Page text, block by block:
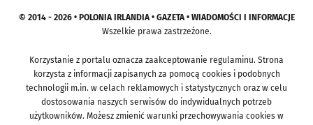
© 2014 - 2026 • POLONIA IRLANDIA • GAZETA • WIADOMOŚCI I INFORMACJE
Wszelkie prawa zastrzeżone.
Korzystanie z portalu oznacza zaakceptowanie regulaminu. Strona
korzysta z informacji zapisanych za pomocą cookies i podobnych
technologii m.in. w celach reklamowych i statystycznych oraz w celu
dostosowania naszych serwisów do indywidualnych potrzeb
użytkowników. Możesz zmienić warunki przechowywania cookies w